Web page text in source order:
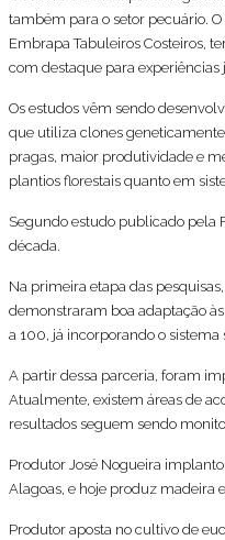
também para o setor pecuário.
Embrapa Tabuleiros Costeiros,
com destaque para
Os estudos vêm sendo
que utiliza clones
pragas, maior produtividade e
plantios florestais quanto em
Segundo estudo publicado pela
década.
Na primeira etapa das
demonstraram boa adaptação
a 100, já incorporando o
A partir dessa parceria, foram
Atualmente, existem áreas de
resultados seguem sendo
Produtor José Nogueira
Alagoas, e hoje produz madeira
Produtor aposta no cultivo de